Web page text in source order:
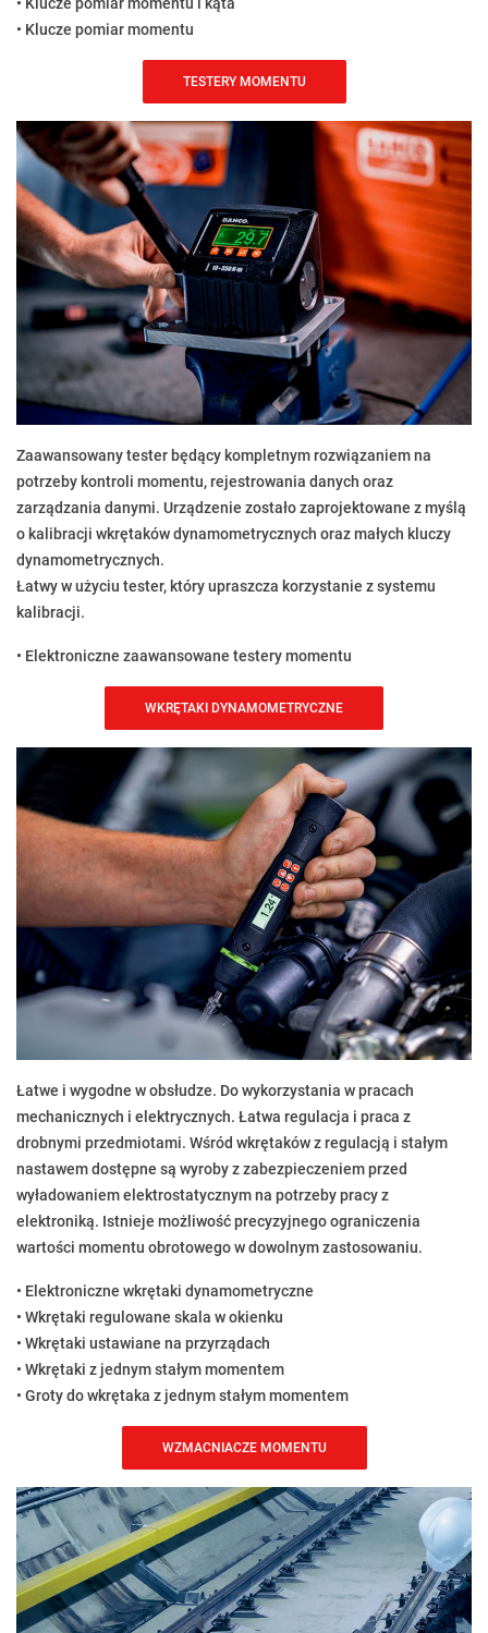
• Klucze pomiar momentu i kąta
• Klucze pomiar momentu
TESTERY MOMENTU
Zaawansowany tester będący kompletnym rozwiązaniem na
potrzeby kontroli momentu, rejestrowania danych oraz
zarządzania danymi. Urządzenie zostało zaprojektowane z myślą
o kalibracji wkrętaków dynamometrycznych oraz małych kluczy
dynamometrycznych.
Łatwy w użyciu tester, który upraszcza korzystanie z systemu
kalibracji.
• Elektroniczne zaawansowane testery momentu
WKRĘTAKI DYNAMOMETRYCZNE
Łatwe i wygodne w obsłudze. Do wykorzystania w pracach
mechanicznych i elektrycznych. Łatwa regulacja i praca z
drobnymi przedmiotami. Wśród wkrętaków z regulacją i stałym
nastawem dostępne są wyroby z zabezpieczeniem przed
wyładowaniem elektrostatycznym na potrzeby pracy z
elektroniką. Istnieje możliwość precyzyjnego ograniczenia
wartości momentu obrotowego w dowolnym zastosowaniu.
• Elektroniczne wkrętaki dynamometryczne
• Wkrętaki regulowane skala w okienku
• Wkrętaki ustawiane na przyrządach
• Wkrętaki z jednym stałym momentem
• Groty do wkrętaka z jednym stałym momentem
WZMACNIACZE MOMENTU